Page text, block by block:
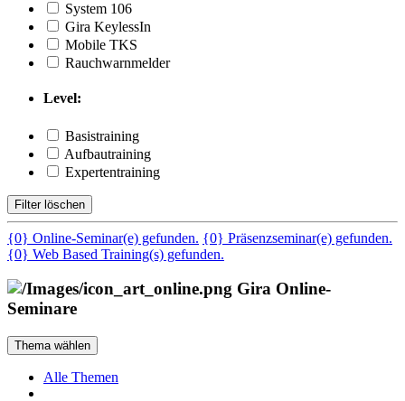
System 106
Gira KeylessIn
Mobile TKS
Rauchwarnmelder
Level:
Basistraining
Aufbautraining
Expertentraining
Filter löschen
{0} Online-Seminar(e) gefunden. {0} Präsenzseminar(e) gefunden.
{0} Web Based Training(s) gefunden.
Gira Online-
Seminare
Thema wählen
Alle Themen